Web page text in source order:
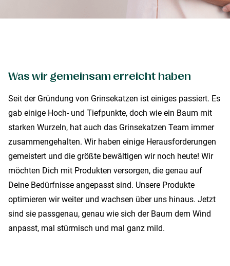
Was wir gemeinsam erreicht haben
Seit der Gründung von Grinsekatzen ist einiges passiert. Es
gab einige Hoch- und Tiefpunkte, doch wie ein Baum mit
starken Wurzeln, hat auch das Grinsekatzen Team immer
zusammengehalten. Wir haben einige Herausforderungen
gemeistert und die größte bewältigen wir noch heute! Wir
möchten Dich mit Produkten versorgen, die genau auf
Deine Bedürfnisse angepasst sind. Unsere Produkte
optimieren wir weiter und wachsen über uns hinaus. Jetzt
sind sie passgenau, genau wie sich der Baum dem Wind
anpasst, mal stürmisch und mal ganz mild.